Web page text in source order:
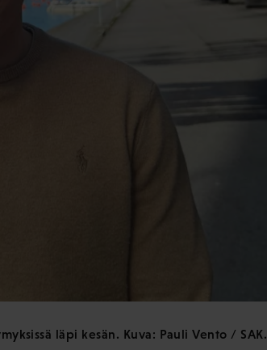
läpi kesän. Kuva: Pauli Vento / SAK.